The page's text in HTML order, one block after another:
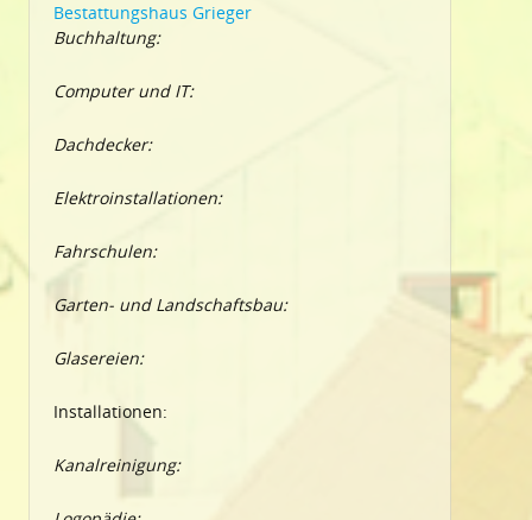
Bestattungshaus Grieger
Buchhaltung:
Computer und IT:
Dachdecker:
Elektroinstallationen:
Fahrschulen:
Garten- und Landschaftsbau:
Glasereien:
Installationen:
Kanalreinigung: